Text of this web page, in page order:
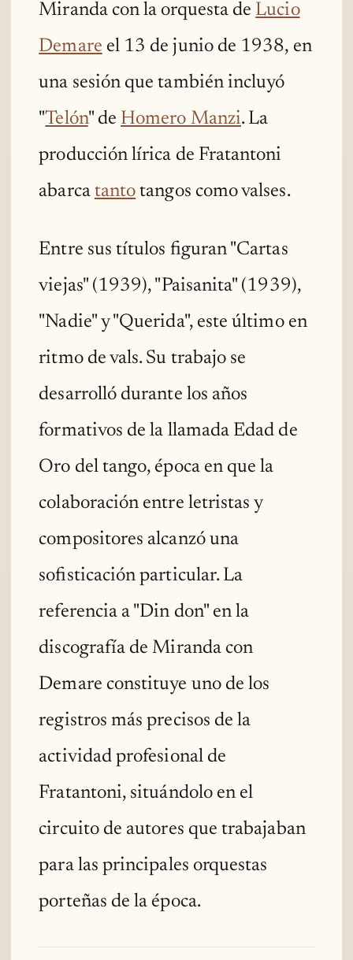
Miranda con la orquesta de Lucio
Demare el 13 de junio de 1938, en
una sesión que también incluyó
"Telón" de Homero Manzi. La
producción lírica de Fratantoni
abarca tanto tangos como valses.
Entre sus títulos figuran "Cartas
viejas" (1939), "Paisanita" (1939),
"Nadie" y "Querida", este último en
ritmo de vals. Su trabajo se
desarrolló durante los años
formativos de la llamada Edad de
Oro del tango, época en que la
colaboración entre letristas y
compositores alcanzó una
sofisticación particular. La
referencia a "Din don" en la
discografía de Miranda con
Demare constituye uno de los
registros más precisos de la
actividad profesional de
Fratantoni, situándolo en el
circuito de autores que trabajaban
para las principales orquestas
porteñas de la época.